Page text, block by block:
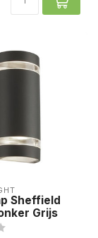
Sheffield
Grijs